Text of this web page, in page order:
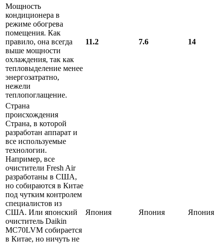
Мощность
кондиционера в
режиме обогрева
помещения. Как
правило, она всегда
выше мощности
охлаждения, так как
тепловыделение менее
энергозатратно,
нежели
теплопоглащение.
11.2 7.6 14
Страна
происхождения
Страна, в которой
разработан аппарат и
все используемые
технологии.
Например, все
очистители Fresh Air
разработаны в США,
но собираются в Китае
под чутким контролем
специалистов из
США. Или японский
очиститель Daikin
MC70LVM собирается
в Китае, но ничуть не
Япония Япония Япония